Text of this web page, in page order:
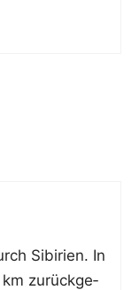
Sibi­ri­en. In
km zurück­ge­